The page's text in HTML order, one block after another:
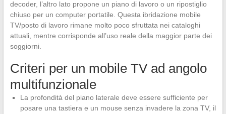
decoder, l’altro lato propone un piano di lavoro o un ripostiglio
chiuso per un computer portatile. Questa ibridazione mobile
TV/posto di lavoro rimane molto poco sfruttata nei cataloghi
attuali, mentre corrisponde all’uso reale della maggior parte dei
soggiorni.
Criteri per un mobile TV ad angolo
multifunzionale
La profondità del piano laterale deve essere sufficiente per
posare una tastiera e un mouse senza invadere la zona TV, il